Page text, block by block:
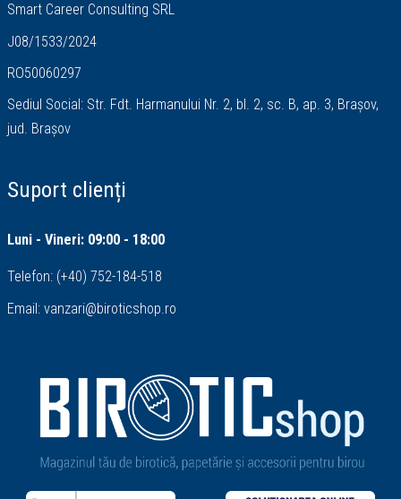
Smart Career Consulting SRL
J08/1533/2024
RO50060297
Sediul Social: Str. Fdt. Harmanului Nr. 2, bl. 2, sc. B, ap. 3, Brașov,
jud. Brașov
Suport clienți
Luni - Vineri: 09:00 - 18:00
Telefon: (+40) 752-184-518
Email: vanzari@biroticshop.ro